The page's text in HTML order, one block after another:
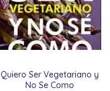
Quiero Ser Vegetariano y
No Se Como